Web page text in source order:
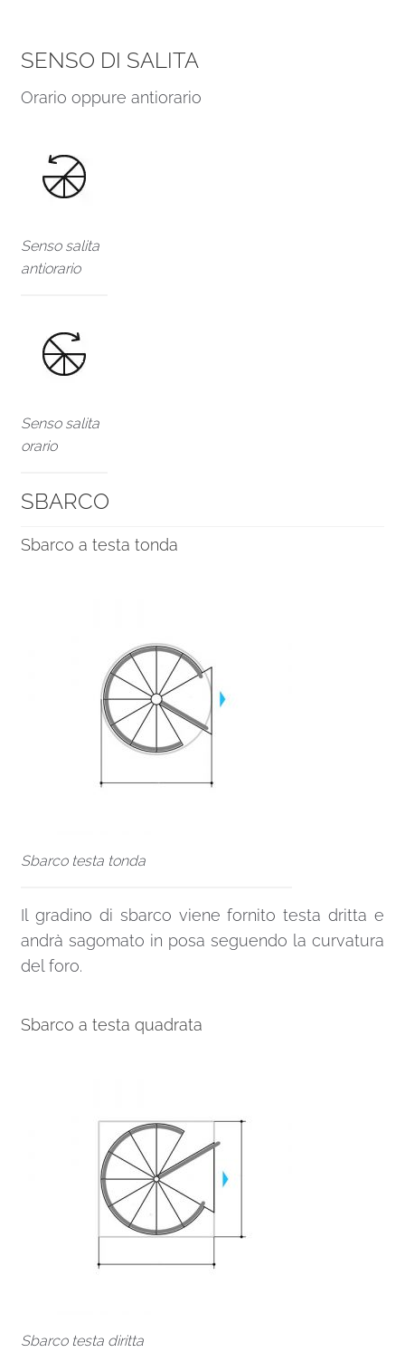
SENSO DI SALITA
Orario oppure antiorario
Senso salita
antiorario
Senso salita
orario
SBARCO
Sbarco a testa tonda
Sbarco testa tonda
Il gradino di sbarco viene fornito testa dritta e
andrà sagomato in posa seguendo la curvatura
del foro.
Sbarco a testa quadrata
Sbarco testa diritta